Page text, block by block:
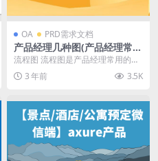
OA PRD需求文档
产品经理几种图(产品经理常用
的几种图)
流程图 流程图是产品经理常用的图
之一。它用来展示产品或业务流程
中的各个步骤和关系...
3 年前 3.5K